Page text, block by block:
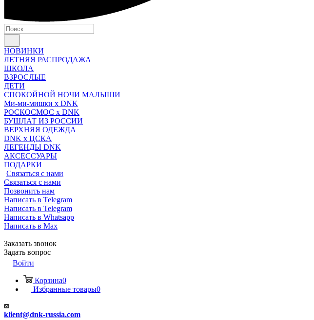
НОВИНКИ
ЛЕТНЯЯ РАСПРОДАЖА
ШКОЛА
ВЗРОСЛЫЕ
ДЕТИ
СПОКОЙНОЙ НОЧИ МАЛЫШИ
Ми-ми-мишки x DNK
РОСКОСМОС x DNK
БУШЛАТ ИЗ РОССИИ
ВЕРХНЯЯ ОДЕЖДА
DNK x ЦСКА
ЛЕГЕНДЫ DNK
АКСЕССУАРЫ
ПОДАРКИ
Связаться с нами
Связаться с нами
Позвонить нам
Написать в Telegram
Написать в Telegram
Написать в Whatsapp
Написать в Max
Заказать звонок
Задать вопрос
Войти
Корзина0
Избранные товары0
klient@dnk-russia.com